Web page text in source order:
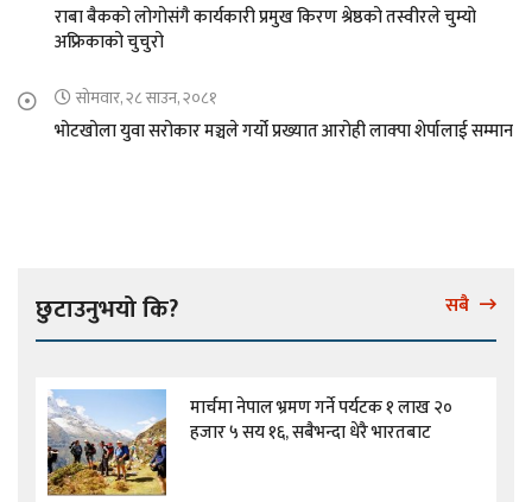
राबा बैकको लोगोसंगै कार्यकारी प्रमुख किरण श्रेष्ठको तस्वीरले चुम्यो
अफ्रिकाको चुचुरो
सोमवार, २८ साउन, २०८१
भोटखोला युवा सरोकार मञ्चले गर्यो प्रख्यात आरोही लाक्पा शेर्पालाई सम्मान
छुटाउनुभयो कि? सबै
मार्चमा नेपाल भ्रमण गर्ने पर्यटक १ लाख २०
हजार ५ सय १६, सबैभन्दा धेरै भारतबाट